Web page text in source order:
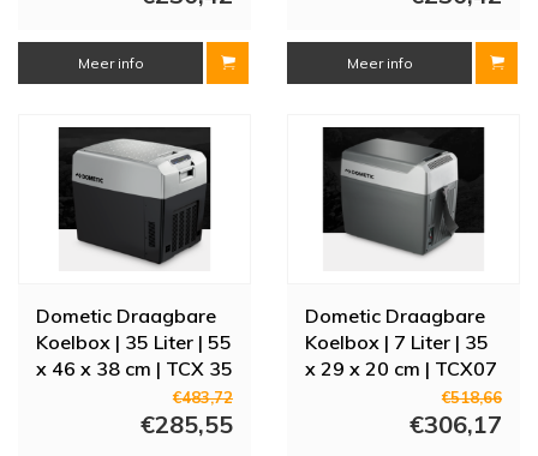
Meer info Meer info
Dometic Draagbare
Koelbox | 35 Liter | 55
x 46 x 38 cm | TCX 35
€483,72
€285,55
Dometic Draagbare
Koelbox | 7 Liter | 35
x 29 x 20 cm | TCX07
€518,66
€306,17